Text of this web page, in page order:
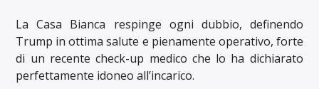
La Casa Bianca respinge ogni dubbio, definendo
Trump in ottima salute e pienamente operativo, forte
di un recente check-up medico che lo ha dichiarato
perfettamente idoneo all’incarico.